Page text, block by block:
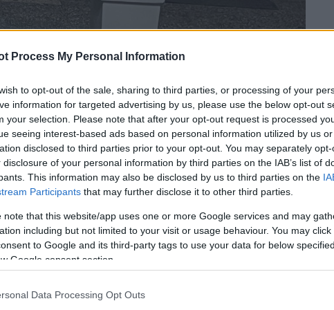
Process My Personal Information
to opt-out of the sale, sharing to third parties, or processing of your
information for targeted advertising by us, please use the below opt-out
your selection. Please note that after your opt-out request is processed
seeing interest-based ads based on personal information utilized by us
disclosed to third parties prior to your opt-out. You may separately
disclosure of your personal information by third parties on the IAB’s list of
This information may also be disclosed by us to third parties on the
Participants that may further disclose it to other third parties.
note that this website/app uses one or more Google services and may
including but not limited to your visit or usage behaviour. You may
to Google and its third-party tags to use your data for below
Google consent section.
Data Processing Opt Outs
το ΕΘΝΟΣ στη Google
Αγρινίου μετά από αιματηρό επεισόδιο που
(28/5) σε κεντρικό σημείο της πόλης, όταν
έξω από καφετέρια.